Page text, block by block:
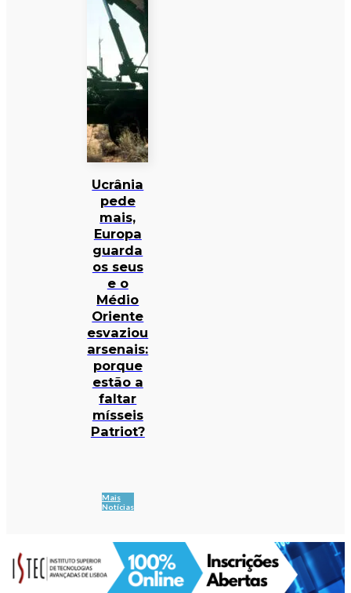
Ucrânia
pede
mais,
Europa
guarda
os seus
e o
Médio
Oriente
esvaziou
arsenais:
porque
estão a
faltar
mísseis
Patriot?
Mais
Notícias